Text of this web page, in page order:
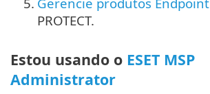
PROTECT.
Estou usando o ESET MSP
Administrator